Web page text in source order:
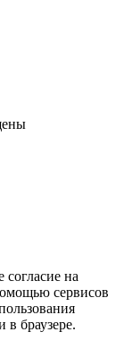
согласие на
сервисов
в браузере.